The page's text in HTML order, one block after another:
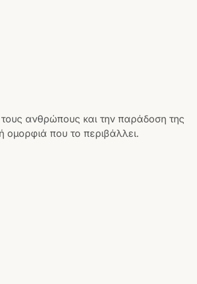
ανθρώπους και την παράδοση της
ομορφιά που το περιβάλλει.